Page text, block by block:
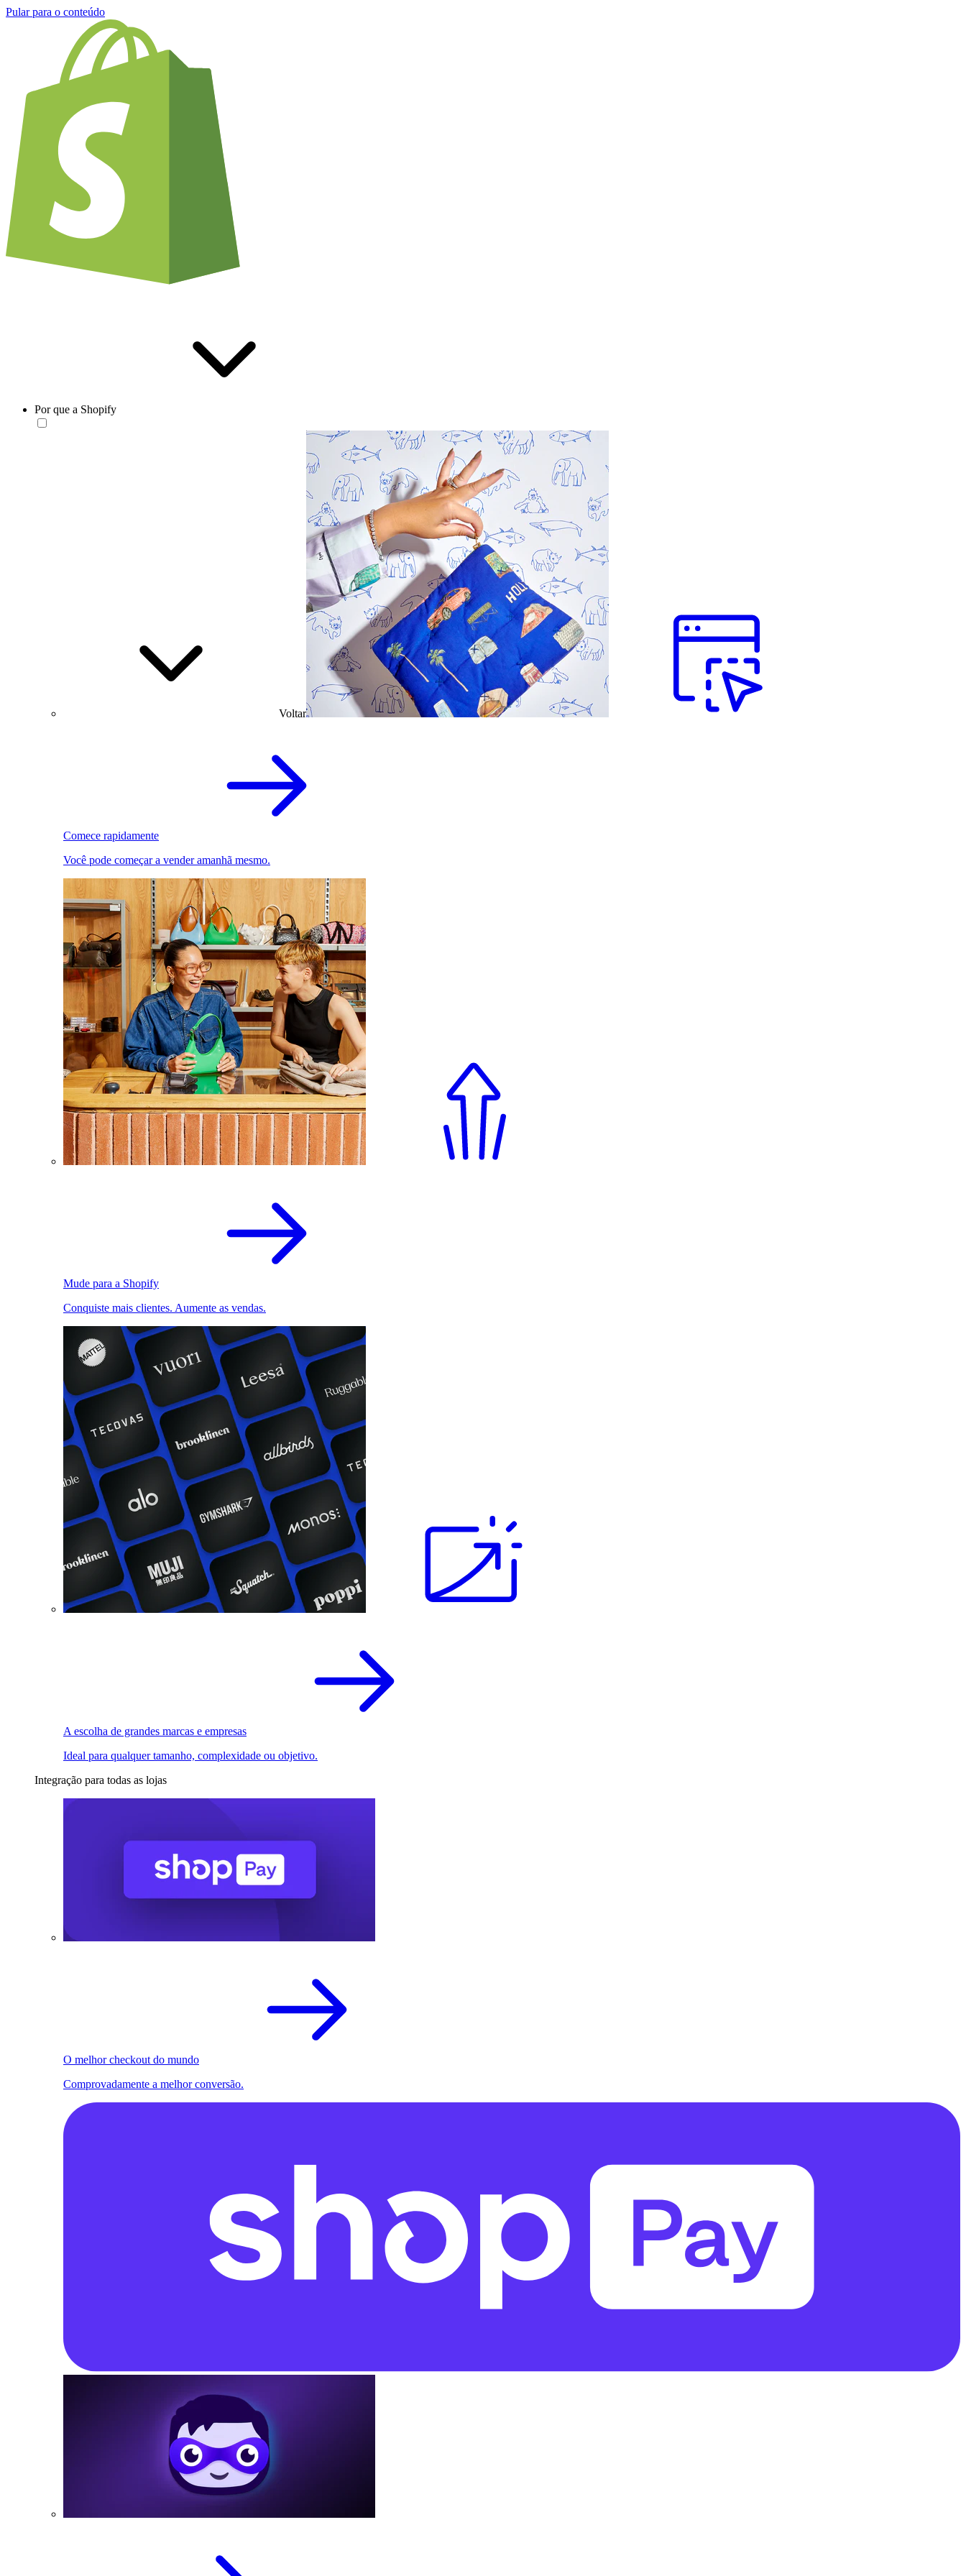
Pular para o conteúdo
Por que a Shopify
Voltar
Comece rapidamente
Você pode começar a vender amanhã mesmo.
Mude para a Shopify
Conquiste mais clientes. Aumente as vendas.
A escolha de grandes marcas e empresas
Ideal para qualquer tamanho, complexidade ou objetivo.
Integração para todas as lojas
O melhor checkout do mundo
Comprovadamente a melhor conversão.